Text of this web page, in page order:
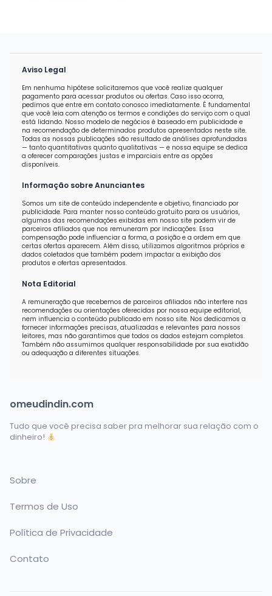
Aviso Legal
Em nenhuma hipótese solicitaremos que você realize qualquer
pagamento para acessar produtos ou ofertas. Caso isso ocorra,
pedimos que entre em contato conosco imediatamente. É fundamental
que você leia com atenção os termos e condições do serviço com o qual
está lidando. Nosso modelo de negócios é baseado em publicidade e
na recomendação de determinados produtos apresentados neste site.
Todas as nossas publicações são resultado de análises aprofundadas
— tanto quantitativas quanto qualitativas — e nossa equipe se dedica
a oferecer comparações justas e imparciais entre as opções
disponíveis.
Informação sobre Anunciantes
Somos um site de conteúdo independente e objetivo, financiado por
publicidade. Para manter nosso conteúdo gratuito para os usuários,
algumas das recomendações exibidas em nosso site podem vir de
parceiros afiliados que nos remuneram por indicações. Essa
compensação pode influenciar a forma, a posição e a ordem em que
certas ofertas aparecem. Além disso, utilizamos algoritmos próprios e
dados coletados que também podem impactar a exibição dos
produtos e ofertas apresentados.
Nota Editorial
A remuneração que recebemos de parceiros afiliados não interfere nas
recomendações ou orientações oferecidas por nossa equipe editorial,
nem influencia o conteúdo publicado em nosso site. Nos dedicamos a
fornecer informações precisas, atualizadas e relevantes para nossos
leitores, mas não garantimos que todos os dados estejam completos.
Também não assumimos qualquer responsabilidade por sua exatidão
ou adequação a diferentes situações.
omeudindin.com
Tudo que você precisa saber pra melhorar sua relação com o
dinheiro!
Sobre
Termos de Uso
Política de Privacidade
Contato